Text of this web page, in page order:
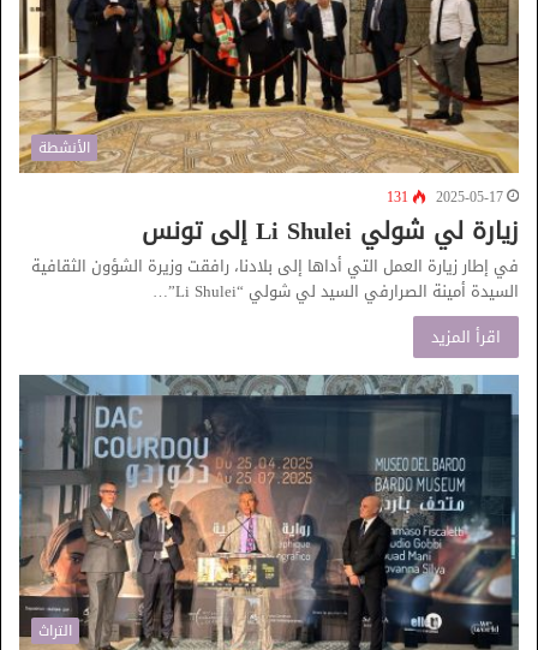
الأنشطة
2025-05-17
131
زيارة لي شولي Li Shulei إلى تونس
في إطار زيارة العمل التي أداها إلى بلادنا، رافقت وزيرة الشؤون الثقافية
السيدة أمينة الصرارفي السيد لي شولي “Li Shulei”…
اقرأ المزيد
التراث